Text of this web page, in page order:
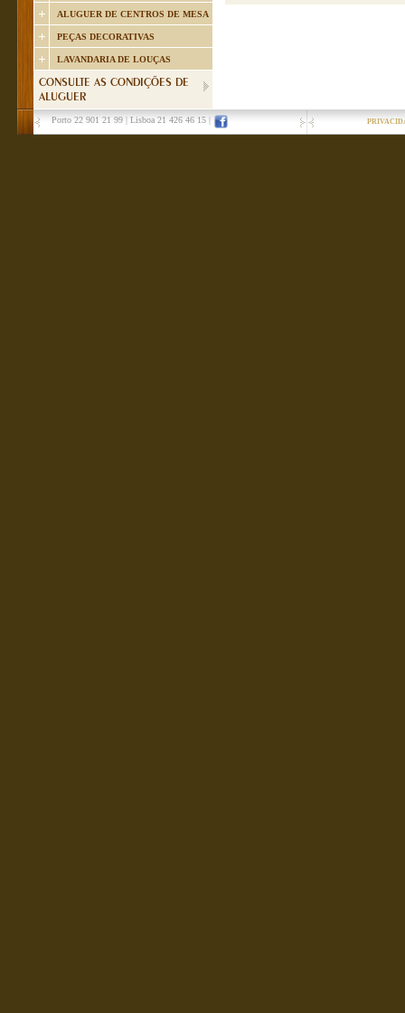
ALUGUER DE CENTROS DE MESA
PEÇAS DECORATIVAS
LAVANDARIA DE LOUÇAS
CONSULTE AS CONDIÇÕES DE
ALUGUER
Porto 22 901 21 99 Lisboa 21 426 46 15